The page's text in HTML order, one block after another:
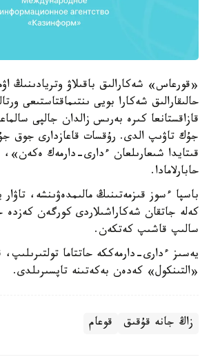
«قورعاس» شەكارالىق باقىلاۋ وتريادىنىڭ
حالىقارالىق شەكارا بويى ىنتىماقتاستىعى
جۇك تاۋىپ الدى. رۇقسات قاعازدارى جوق
قىتايدا شىعارىلعان ءدارى-دارمەك
حابارلامادا.
باسپا ءسوز قىزمەتىنىڭ مالىمدەۋىنشە،
كەلە جاتقان شەكاراشىلاردى كورگەن
سالىپ قاشىپ كەتكەن.
يەسىز ءدارى-دارمەككە حاتتاما تولتىرىلىپ،
«التىنكول» كەدەن بەكەتىنە تاپسىرىلدى.
زاڭ جانە قۇقىق قوعام